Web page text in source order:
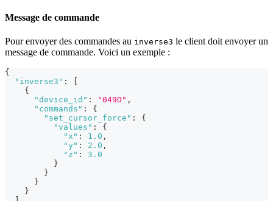
Message de commande
Pour envoyer des commandes au inverse3 le client doit envoyer un
message de commande. Voici un exemple :
{
"inverse3" :
{
"device_id" : "049D" ,
"commands" :
{
"set_cursor_force" :
{
"values" :
{
"x" : 1.0 ,
"y" : 2.0 ,
"z" :
3.0
}
}
}
}